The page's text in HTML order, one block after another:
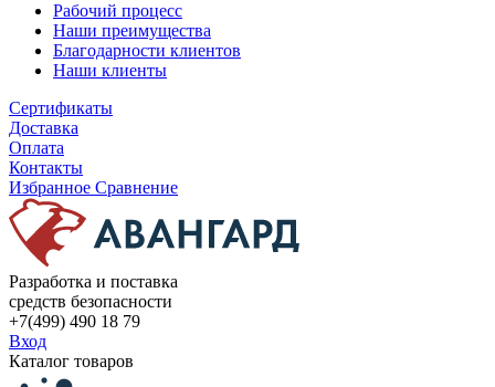
Рабочий процесс
Наши преимущества
Благодарности клиентов
Наши клиенты
Сертификаты
Доставка
Оплата
Контакты
Избранное Сравнение
Разработка и поставка
средств безопасности
+7(499) 490 18 79
Вход
Каталог товаров